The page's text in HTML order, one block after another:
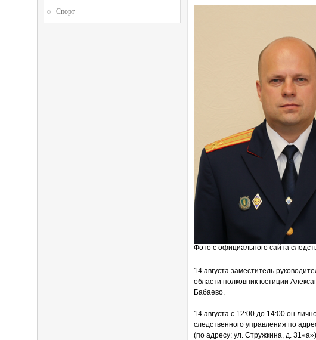
Фото с официального сайта
14 августа заместитель
области полковник юстиции
Бабаево.
14 августа с 12:00 до 14:00 он
следственного управления по
(по адресу: ул. Стружкина, д.
Спорт